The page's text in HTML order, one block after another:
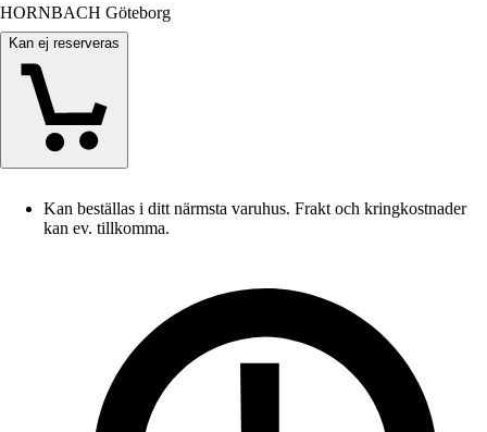
HORNBACH Göteborg
Kan ej reserveras
Kan beställas i ditt närmsta varuhus. Frakt och kringkostnader
kan ev. tillkomma.